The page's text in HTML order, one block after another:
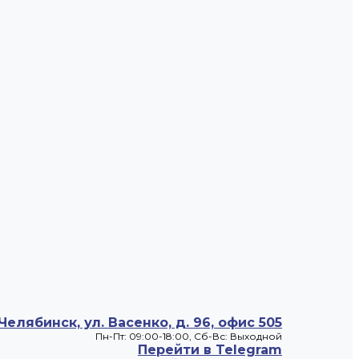
ул. Васенко, д. 96, офис 505
Пн-Пт: 09:00-18:00, Cб-Вс: Выходной
Перейти в Telegram